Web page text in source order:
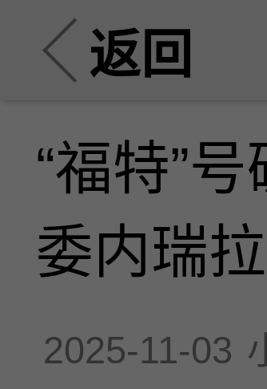
返回
“福特”
委内瑞拉
2025-11-03